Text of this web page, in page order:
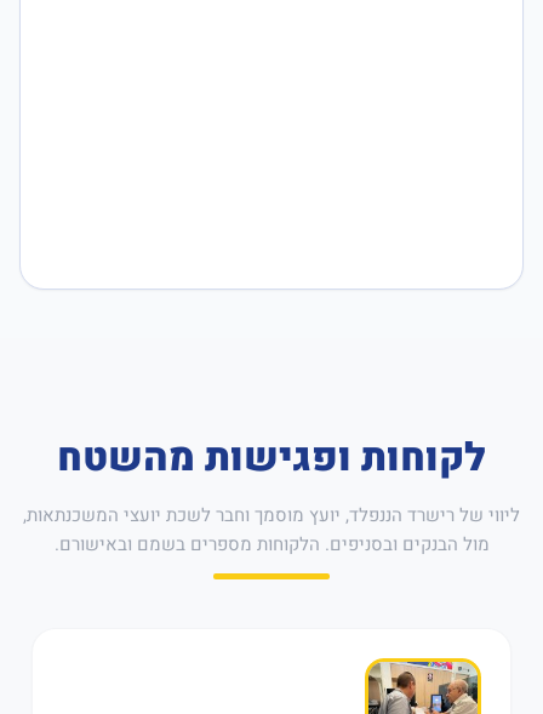
לקוחות ופגישות מהשטח
ליווי של רישרד הננפלד, יועץ מוסמך וחבר לשכת יועצי המשכנתאות,
מול הבנקים ובסניפים. הלקוחות מספרים בשמם ובאישורם.